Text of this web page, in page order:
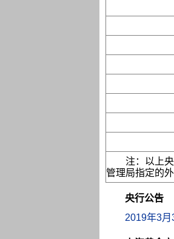
注：以上
管理局指定的
央行公告
2019年3